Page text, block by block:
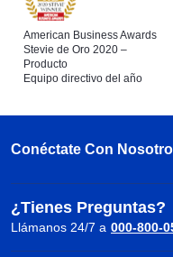
American Business Awards
Stevie de Oro 2020 –
Producto
Equipo directivo del año
Conéctate Con
¿Tienes Preguntas?
Llámanos 24/7 a 000-800-